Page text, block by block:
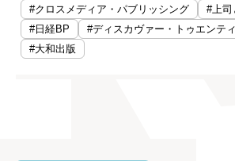
#クロスメディア・パブリッシング
#上司
#日経BP
#ディスカヴァー・トゥエンテ
#大和出版